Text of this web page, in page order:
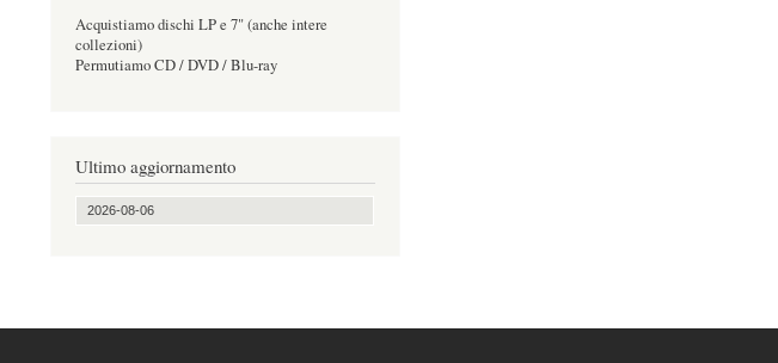
Acquistiamo dischi LP e 7" (anche intere
collezioni)
Permutiamo CD / DVD / Blu-ray
Ultimo aggiornamento
2026-08-06